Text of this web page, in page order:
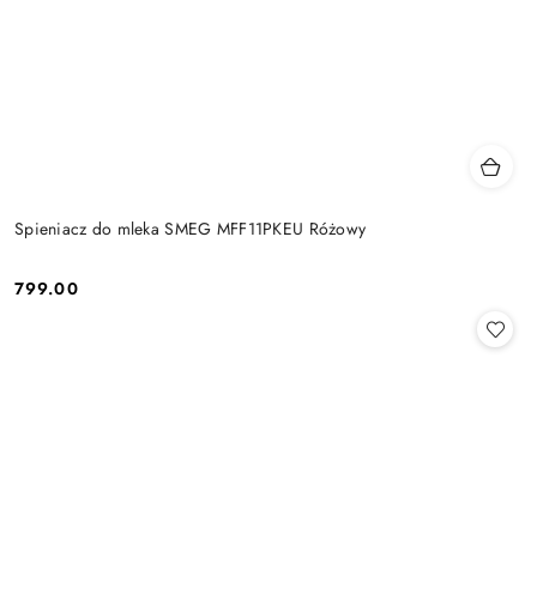
Spieniacz do mleka SMEG MFF11PKEU Różowy
Cena:
799.00